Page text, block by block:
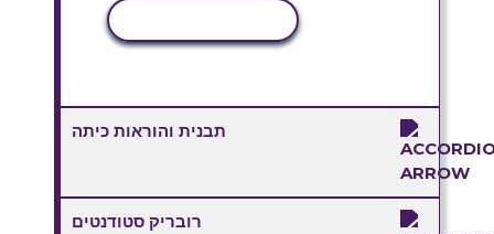
תבנית והוראות כיתה
רובריק סטודנטים